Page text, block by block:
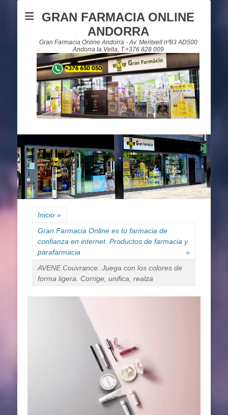
GRAN FARMACIA ONLINE
ANDORRA
Gran Farmacia Online Andorra - Av. Meritxell nº83 AD500
Andorra la Vella, T.+376 828 009
Inicio »
Gran Farmacia Online es tu farmacia de
confianza en internet. Productos de farmacia y
parafarmacia
»
AVENE Couvrance. Juega con los colores de
forma ligera. Corrige, unifica, realza